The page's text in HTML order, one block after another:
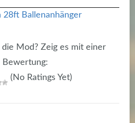
Mod? Zeig es mit einer
Bewertung:
(No Ratings Yet)